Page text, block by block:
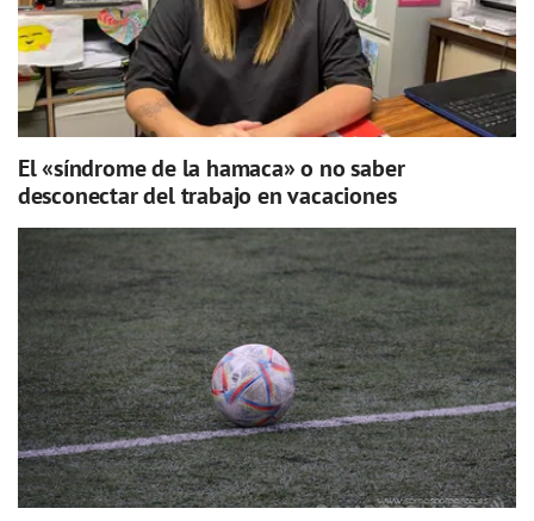
El «síndrome de la hamaca» o no saber
desconectar del trabajo en vacaciones